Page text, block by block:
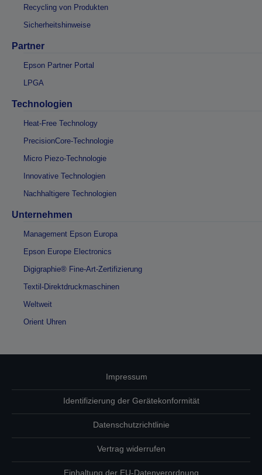
Recycling von Produkten
Sicherheitshinweise
Partner
Epson Partner Portal
LPGA
Technologien
Heat-Free Technology
PrecisionCore-Technologie
Micro Piezo-Technologie
Innovative Technologien
Nachhaltigere Technologien
Unternehmen
Management Epson Europa
Epson Europe Electronics
Digigraphie® Fine-Art-Zertifizierung
Textil-Direktdruckmaschinen
Weltweit
Orient Uhren
Impressum
Identifizierung der Gerätekonformität
Datenschutzrichtlinie
Vertrag widerrufen
Einhaltung der EU-Datenverordnung